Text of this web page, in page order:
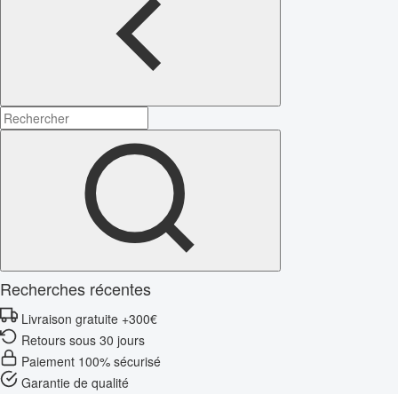
Recherches récentes
Livraison gratuite +300€
Retours sous 30 jours
Paiement 100% sécurisé
Garantie de qualité